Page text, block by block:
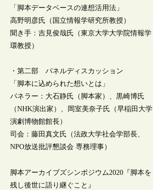
「脚本データベースの連想活用法」
高野明彦氏（国立情報学研究所教授）
聞き手：吉見俊哉氏（東京大学大学院情報学
環教授）
・第二部 パネルディスカッション
「脚本に込められた想いとは」
パネラー：大石静氏（脚本家）、黒崎博氏
（NHK演出家）、岡室美奈子氏（早稲田大学
演劇博物館館長）
司会：藤田真文氏（法政大学社会学部長、
NPO放送批評懇談会 専務理事）
脚本アーカイブズシンポジウム2020『脚本を
残し後世に語り継ぐこと』